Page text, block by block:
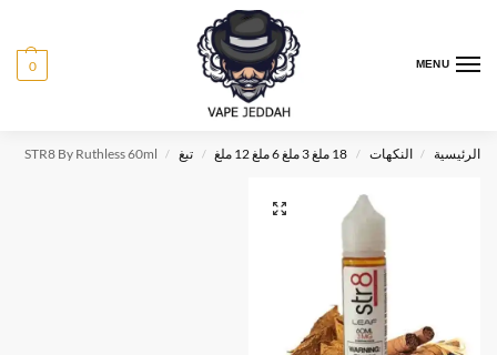
MENU
0
الرئيسية / النكهات / 18 ملغ 3 ملغ 6 ملغ 12 ملغ / تبغ /
STR8 By Ruthless 60ml